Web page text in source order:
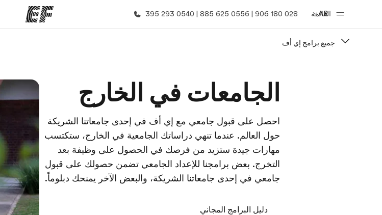
القائمة
AR
028 180 906 | 0556 625 885 | 0540 293 395
أهلا بكم في إي أف شاهد كل ما نقوم به أعثر على مكتب قريب منك
جميع برامج إي أف
الجامعات في الخارج
احصل على قبول جامعي مع إي أف في إحدى جامعاتنا الشريكة
حول العالم. عندما تنهي دراساتك الجامعية في الخارج، ستكتسب
مهارات جيدة ستزيد من فرصك في الحصول على وظيفة بعد
التخرج. بعض برامجنا للإعداد الجامعي تضمن حصولك على قبول
جامعي في إحدى جامعاتنا الشريكة، والبعض الآخر يمنحك دبلوماً.
دليل البرامج المجاني